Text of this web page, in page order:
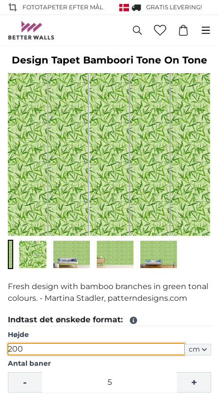
FOTOTAPETER EFTER MÅL GRATIS LEVERING!
Design Tapet Bamboori Tone On Tone
Fresh design with bamboo branches in green tonal
colours. - Martina Stadler, patterndesigns.com
Indtast det ønskede format:
Højde
cm
Antal baner
- +